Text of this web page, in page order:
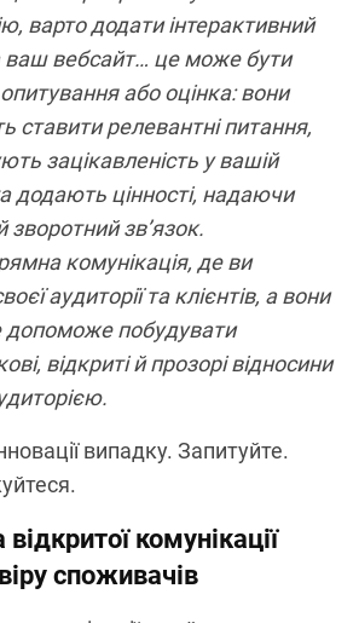
варто додати інтерактивний
ваш вебсайт… це може бути
або оцінка: вони
ставити релевантні питання,
зацікавленість у вашій
додають цінності, надаючи
зворотний зв’язок.
комунікація, де ви
аудиторії та клієнтів, а вони
допоможе побудувати
відкриті й прозорі відносини
випадку. Запитуйте.
комунікації
споживачів